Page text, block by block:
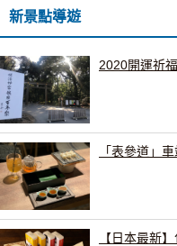
新景點導遊
2020開運祈
「表參道」
【日本最新